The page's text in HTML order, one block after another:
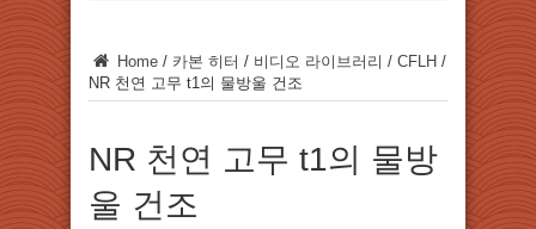
Home / 카본 히터 / 비디오 라이브러리 / CFLH /
NR 천연 고무 t1의 물방울 건조
NR 천연 고무 t1의 물방
울 건조